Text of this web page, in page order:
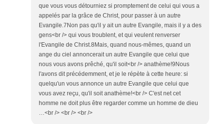
que vous vous détourniez si promptement de celui qui vous a
appelés par la grâce de Christ, pour passer à un autre
Evangile.7Non pas qu'il y ait un autre Evangile, mais il y a des
gens<br /> qui vous troublent, et qui veulent renverser
l'Evangile de Christ.8Mais, quand nous-mêmes, quand un
ange du ciel annoncerait un autre Evangile que celui que
nous vous avons prêché, qu'il soit<br /> anathème!9Nous
l'avons dit précédemment, et je le répète à cette heure: si
quelqu'un vous annonce un autre Evangile que celui que
vous avez reçu, qu'il soit anathème!<br /> C'est net cet
homme ne doit plus être regarder comme un homme de dieu
…<br /> <br /> <br />